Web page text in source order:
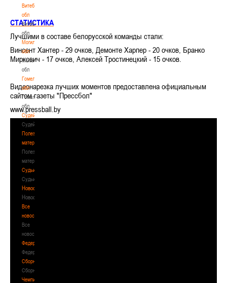
Витебская
обл
Витебская
обл
Могилевская
обл
Могилевская
обл
Гомельская
обл
Гомельская
обл
Судейство
Судейство
Полезные
материалы
Полезные
материалы
Судьи
Судьи
Новости
Новости
Все
новости
Все
новости
Федерация
Федерация
Сборные
Сборные
Чемпионат
СТАТИСТИКА
Лучшими в составе белорусской команды стали:
Винсент Хантер - 29 очков, Демонте Харпер - 20 очков, Бранко
Миркович - 17 очков, Алексей Тростинецкий - 15 очков.
Видеонарезка лучших моментов предоставлена официальным
сайтом газеты "Прессбол"
www.pressball.by